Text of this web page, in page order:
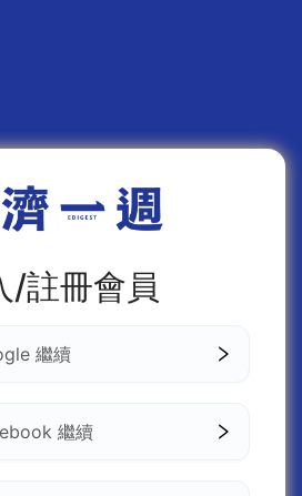
/註冊會員
繼續
繼續